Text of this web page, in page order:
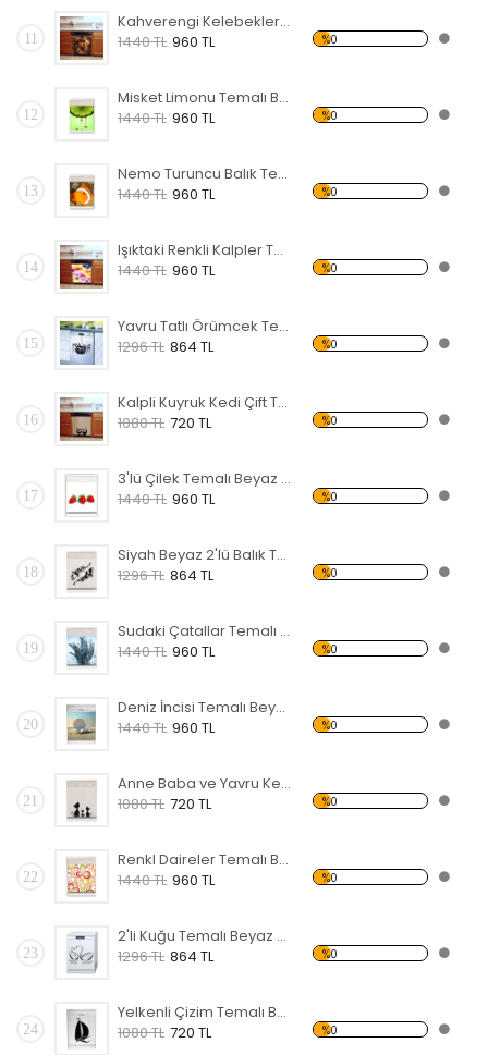
11
Kahverengi Kelebekler Temalı Beyaz Eşya Sticker
1440 TL 960 TL %0
12
Misket Limonu Temalı Beyaz Eşya Sticker
1440 TL 960 TL %0
13
Nemo Turuncu Balık Temalı Beyaz Eşya Sticker
1440 TL 960 TL %0
14
Işıktaki Renkli Kalpler Temalı Beyaz Eşya Sticker
1440 TL 960 TL %0
15
Yavru Tatlı Örümcek Temalı Beyaz Eşya Sticker
1296 TL 864 TL %0
16
Kalpli Kuyruk Kedi Çift Temalı Beyaz Eşya Sticker
1080 TL 720 TL %0
17
3'lü Çilek Temalı Beyaz Eşya Sticker
1440 TL 960 TL %0
18
Siyah Beyaz 2'lü Balık Temalı Beyaz Eşya Sticker
1296 TL 864 TL %0
19
Sudaki Çatallar Temalı Beyaz Eşya Sticker
1440 TL 960 TL %0
20
Deniz İncisi Temalı Beyaz Eşya Sticker
1440 TL 960 TL %0
21
Anne Baba ve Yavru Kedi Ailesi Temalı Beyaz Eşya Sticker
1080 TL 720 TL %0
22
Renkl Daireler Temalı Beyaz Eşya Sticker
1440 TL 960 TL %0
23
2'li Kuğu Temalı Beyaz Eşya Sticker
1296 TL 864 TL %0
24
Yelkenli Çizim Temalı Beyaz Eşya Sticker
1080 TL 720 TL %0